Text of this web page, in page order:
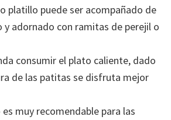
platillo puede ser acompañado de
y adornado con ramitas de perejil o
consumir el plato caliente, dado
de las patitas se disfruta mejor
muy recomendable para las